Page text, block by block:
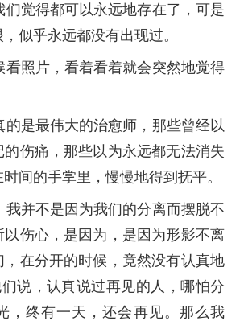
们觉得都可以永远地存在了，可是
似乎永远都没有出现过。
看照片，看着看着就会突然地觉得
的是最伟大的治愈师，那些曾经以
的伤痛，那些以为永远都无法消失
间的手掌里，慢慢地得到抚平。
我并不是因为我们的分离而摆脱不
以伤心，是因为，是因为形影不离
，在分开的时候，竟然没有认真地
们说，认真说过再见的人，哪怕分
，终有一天，还会再见。那么我